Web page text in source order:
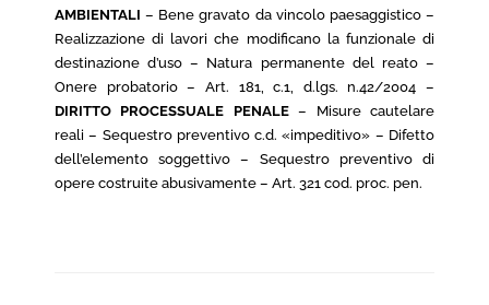
AMBIENTALI – Bene gravato da vincolo paesaggistico –
Realizzazione di lavori che modificano la funzionale di
destinazione d’uso – Natura permanente del reato –
Onere probatorio – Art. 181, c.1, d.lgs. n.42/2004 –
DIRITTO PROCESSUALE PENALE– Misure cautelare
reali – Sequestro preventivo c.d. «impeditivo» – Difetto
dell’elemento soggettivo – Sequestro preventivo di
opere costruite abusivamente – Art. 321 cod. proc. pen.